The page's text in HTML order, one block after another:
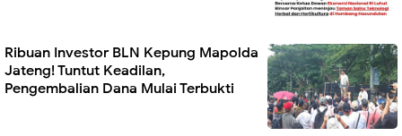
Ribuan Investor BLN Kepung Mapolda
Jateng! Tuntut Keadilan,
Pengembalian Dana Mulai Terbukti